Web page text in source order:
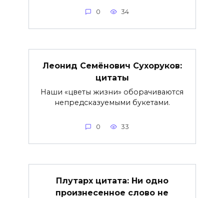
0 34
Леонид Семёнович Сухоруков:
цитаты
Наши «цветы жизни» оборачиваются
непредсказуемыми букетами.
0 33
Плутарх цитата: Ни одно
произнесенное слово не